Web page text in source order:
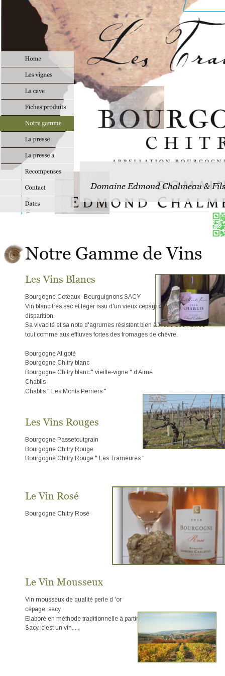
Domaine Edmond Chalmeau & Fils
Notre Gamme de Vins
Les Vins Blancs
Bourgogne Coteaux- Bourguignons SACY
Vin blanc très sec et léger issu d'un vieux cépage original en voie de
disparition.
Sa vivacité et sa note d'agrumes résistent bien à l'iode des huîtres
tout comme aux effluves fortes des fromages de chèvre.
Bourgogne Aligoté
Bourgogne Chitry blanc
Bourgogne Chitry blanc " vieille-vigne " d Aimé
Chablis
Chablis " Les Monts Perriers "
Les Vins Rouges
Bourgogne Passetoutgrain
Bourgogne Chitry Rouge
Bourgogne Chitry Rouge " Les Trameures "
Le Vin Rosé
Bourgogne Chitry Rosé
Le Vin Mousseux
Vin mousseux de qualité perle d 'or
cépage: sacy
Elaboré en méthode traditionnelle à partir de notre vieux cépage
Sacy, c'est un vin.....